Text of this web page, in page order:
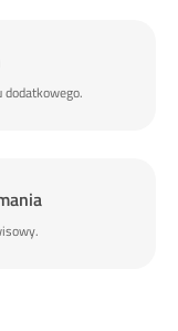
dodatkowego.